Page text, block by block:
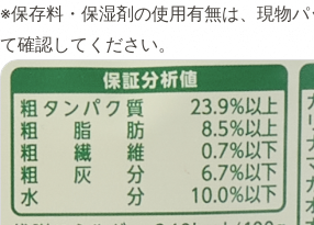
※保存料・保湿剤の使用有無は、現物
て確認してください。